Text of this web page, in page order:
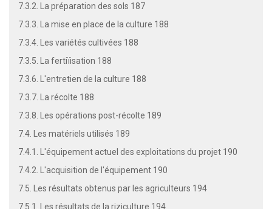
7.3.2. La préparation des sols 187
7.3.3. La mise en place de la culture 188
7.3.4. Les variétés cultivées 188
7.3.5. La fertiïisation 188
7.3.6. L'entretien de la culture 188
7.3.7. La récolte 188
7.3.8. Les opérations post-récolte 189
7.4. Les matériels utilisés 189
7.4.1. L'équipement actuel des exploitations du projet 190
7.4.2. L'acquisition de l'équipement 190
7.5. Les résultats obtenus par les agriculteurs 194
7.5.1. Les résultats de la riziculture 194